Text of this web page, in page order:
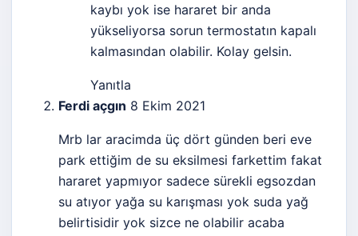
kaybı yok ise hararet bir anda
yükseliyorsa sorun termostatın kapalı
kalmasından olabilir. Kolay gelsin.
Yanıtla
Ferdi açgın 8 Ekim 2021
Mrb lar aracimda üç dört günden beri eve
park ettiğim de su eksilmesi farkettim fakat
hararet yapmıyor sadece sürekli egsozdan
su atıyor yağa su karışması yok suda yağ
belirtisidir yok sizce ne olabilir acaba